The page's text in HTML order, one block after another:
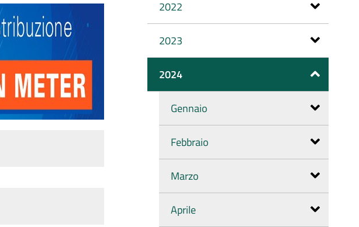
2022
2023
2024
Gennaio
Febbraio
Marzo
Aprile